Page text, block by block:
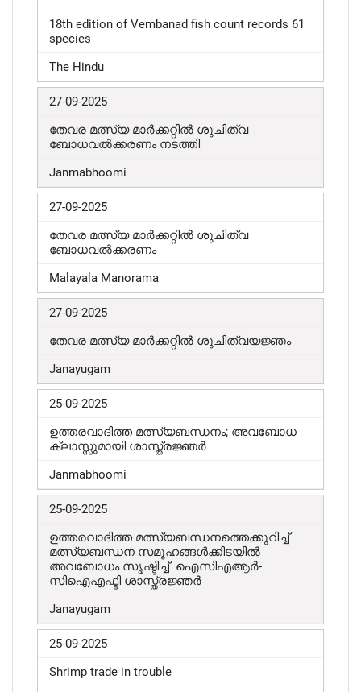
18th edition of Vembanad fish count records 61
species
The Hindu
27-09-2025
തേവര മത്സ്യ മാർക്കറ്റിൽ ശുചിത്വ
ബോധവൽക്കരണം നടത്തി
Janmabhoomi
27-09-2025
തേവര മത്സ്യ മാർക്കറ്റിൽ ശുചിത്വ
ബോധവൽക്കരണം
Malayala Manorama
27-09-2025
തേവര മത്സ്യ മാർക്കറ്റിൽ ശുചിത്വയജ്ഞം
Janayugam
25-09-2025
ഉത്തരവാദിത്ത മത്സ്യബന്ധനം; അവബോധ
ക്ലാസ്സുമായി ശാസ്ത്രജ്ഞർ
Janmabhoomi
25-09-2025
ഉത്തരവാദിത്ത മത്സ്യബന്ധനത്തെക്കുറിച്ച്
മത്സ്യബന്ധന സമൂഹങ്ങൾക്കിടയിൽ
അവബോധം സൃഷ്ടിച്ച് ഐസിഎആർ-
സിഐഎഫ്ടി ശാസ്ത്രജ്ഞർ
Janayugam
25-09-2025
Shrimp trade in trouble